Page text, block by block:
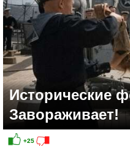
Исторические
Завораживает!